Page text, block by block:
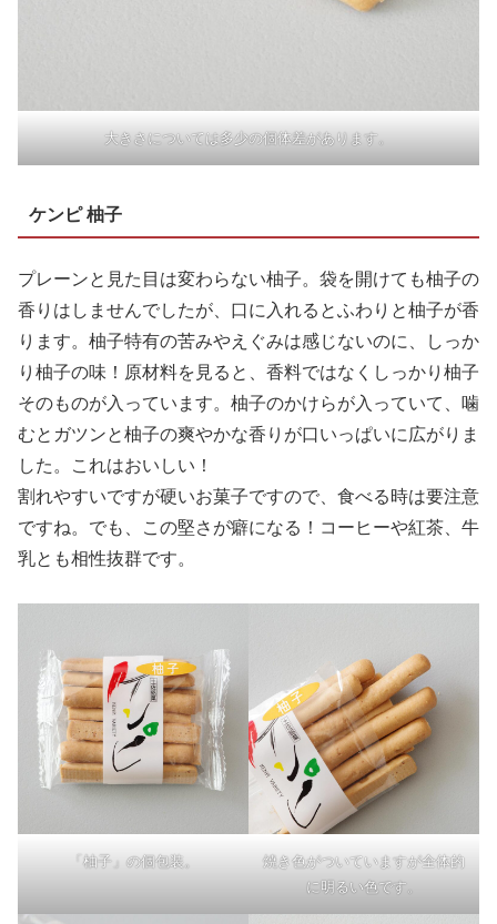
大きさについては多少の個体差があります。
ケンピ 柚子
プレーンと見た目は変わらない柚子。袋を開けても柚子の
香りはしませんでしたが、口に入れるとふわりと柚子が香
ります。柚子特有の苦みやえぐみは感じないのに、しっか
り柚子の味！原材料を見ると、香料ではなくしっかり柚子
そのものが入っています。柚子のかけらが入っていて、噛
むとガツンと柚子の爽やかな香りが口いっぱいに広がりま
した。これはおいしい！
割れやすいですが硬いお菓子ですので、食べる時は要注意
ですね。でも、この堅さが癖になる！コーヒーや紅茶、牛
乳とも相性抜群です。
「柚子」の個包装。
焼き色がついていますが全体的
に明るい色です。